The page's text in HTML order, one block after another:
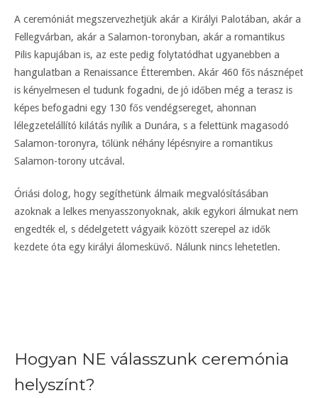
A ceremóniát megszervezhetjük akár a Királyi Palotában, akár a
Fellegvárban, akár a Salamon-toronyban, akár a romantikus
Pilis kapujában is, az este pedig folytatódhat ugyanebben a
hangulatban a Renaissance Étteremben. Akár 460 fős násznépet
is kényelmesen el tudunk fogadni, de jó időben még a terasz is
képes befogadni egy 130 fős vendégsereget, ahonnan
lélegzetelállító kilátás nyílik a Dunára, s a felettünk magasodó
Salamon-toronyra, tőlünk néhány lépésnyire a romantikus
Salamon-torony utcával.
Óriási dolog, hogy segíthetünk álmaik megvalósításában
azoknak a lelkes menyasszonyoknak, akik egykori álmukat nem
engedték el, s dédelgetett vágyaik között szerepel az idők
kezdete óta egy királyi álomesküvő. Nálunk nincs lehetetlen.
Hogyan NE válasszunk ceremónia
helyszínt?